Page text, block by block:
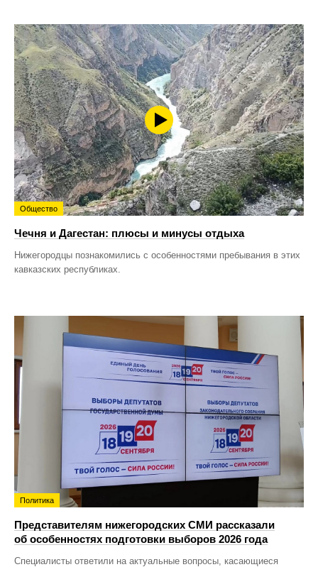
Общество
Чечня и Дагестан: плюсы и минусы отдыха
Нижегородцы познакомились с особенностями пребывания в этих
кавказских республиках.
Политика
Представителям нижегородских СМИ рассказали
об особенностях подготовки выборов 2026 года
Специалисты ответили на актуальные вопросы, касающиеся